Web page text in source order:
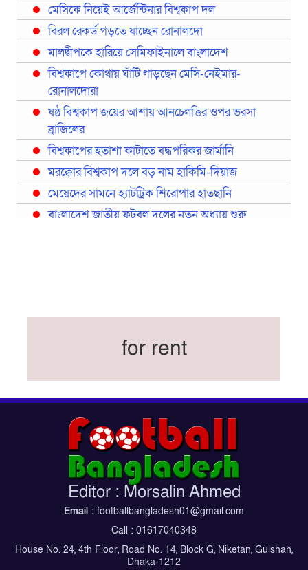
মেসিকে নিয়েই আর্জেন্টিনার বিশ্বকাপ দল
বিরল রেকর্ড গড়তে যাচ্ছেন রোনালদো
মালদ্বীপকে হারিয়ে সেমিফাইনালে বাংলাদেশ
বিশ্বকাপে কোথায় ঘাঁটি গাড়ছেন মেসি-নেইমার-
রোনালদোরা
ষষ্ঠ বিশ্বকাপ জয়ের আশায় আনচেলত্তির ওপর ভরসা
ব্রাজিলের
বিশ্বকাপের হতাশা কাটাতে বদ্ধপরিকর জার্মানি
মরক্কোর বিশ্বকাপ দলে বড় নাম হাকিমি-দিয়াজ
মেয়েদের সামনে হ্যাটট্রিক শিরোপার হাতছানি
বাংলাদেশ জাতীয় ফুটবল দলের নতুন অধ্যায় শুরু
সরিয়ে নিয়েছে ইরান
বর্ষসেরা ক্রীড়াবিদ ও পপুলার চয়েজসহ ফুটবলার হামজা
ব্রাজিলের বিশ্বকাপ দলে নেইমার, জল্পনার অবসান
ইতিহাস গড়ার অপেক্ষায় রোনালদো!
ফেডারেশন কাপ: আজকের ফাইনাল বুধবার
কুল-বিএসপিএ অ্যাওয়ার্ডের সংক্ষিপ্ত তালিকায় হামজা-
ঋতুপর্ণা
বসুন্ধরা কিংসের ষষ্ঠ শিরোপা জয়
for rent
Editor : Morsalin Ahmed
Email : footballbangladesh01@gmail.com
Call : 01617040348
House No. 24, 4th Floor, Road No. 14, Block G, Niketan, Gulshan,
Dhaka-1212